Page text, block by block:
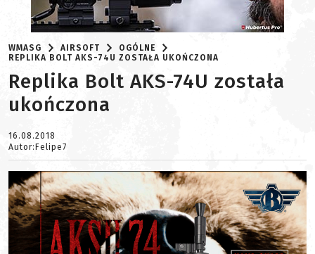
WMASG AIRSOFT
OGÓLNE
REPLIKA BOLT AKS-74U ZOSTAŁA UKOŃCZONA
Replika Bolt AKS-74U została
ukończona
16.08.2018
Autor:Felipe7